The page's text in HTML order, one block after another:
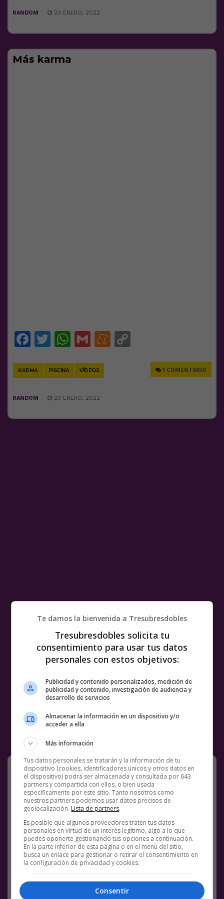
RANDOM 23 ENERO, 2022
Más karma
Facebook
Twitter
WhatsApp
GmailMeneame
KARMA PISCINA VÍDEOS 1 COMENTARIO
RANDOM 23 ENERO, 2022
Karma adelantado
En puto bucle AJAJAJAJAJAJA
pic.twitter.com/7D2zla0buR
— ɢǟɛʀաɛռɨʟʟ
Te damos la bienvenida a Tresubresdobles
Tresubresdobles solicita tu
consentimiento para usar tus datos
personales con estos objetivos:
Publicidad y contenido personalizados, medición de
publicidad y contenido, investigación de audiencia y
desarrollo de servicios
Almacenar la información en un dispositivo y/o
acceder a ella
Más información
Tus datos personales se tratarán y la información de tu
dispositivo (cookies, identificadores únicos y otros datos en
el dispositivo) podrá ser almacenada y consultada por 643
partners y compartida con ellos, o bien usada
específicamente por este sitio. Tanto nosotros como
nuestros partners podemos usar datos precisos de
geolocalización. Lista de partners.
Es posible que algunos proveedores traten tus datos
personales en virtud de un interés legítimo, algo a lo que
puedes oponerte gestionando tus opciones a continuación.
En la parte inferior de esta página o en el menú del sitio,
busca un enlace para gestionar o retirar el consentimiento en
la configuración de privacidad y cookies.
Consentir